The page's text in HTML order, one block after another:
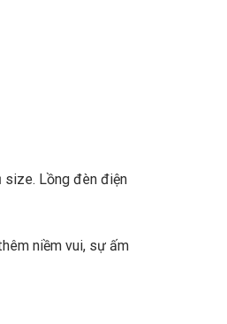
size. Lồng đèn điện
niềm vui, sự ấm